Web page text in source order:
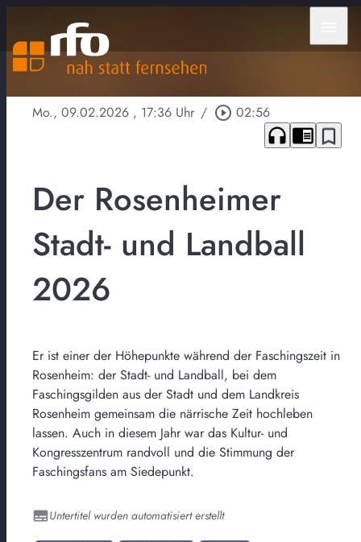
Mo., 09.02.2026 , 17:36 Uhr / play_circle_outline 02:56
headphones chrome_reader_mode bookmark_border
Der Rosenheimer
Stadt- und Landball
2026
Er ist einer der Höhepunkte während der Faschingszeit in
Rosenheim: der Stadt- und Landball, bei dem
Faschingsgilden aus der Stadt und dem Landkreis
Rosenheim gemeinsam die närrische Zeit hochleben
lassen. Auch in diesem Jahr war das Kultur- und
Kongresszentrum randvoll und die Stimmung der
Faschingsfans am Siedepunkt.
Untertitel wurden automatisiert erstellt